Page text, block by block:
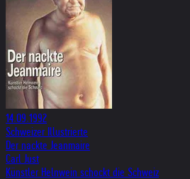
14.09.1992
Schweizer Illustrierte
Der nackte Jeanmaire
Carl Just
Künstler Helnwein schockt die Schweiz